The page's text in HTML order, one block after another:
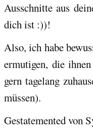
Ausschnitte aus
dich ist :))!
Also, ich habe
ermutigen, die
gern tagelang
müssen).
Gestatemented von